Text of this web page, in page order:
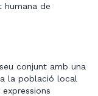
humana de
conjunt amb una
la població local